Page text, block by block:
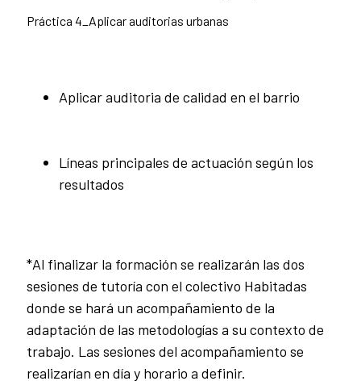
Práctica 4_Aplicar auditorias urbanas
Aplicar auditoria de calidad en el barrio
Líneas principales de actuación según los
resultados
*Al finalizar la formación se realizarán las dos
sesiones de tutoría con el colectivo Habitadas
donde se hará un acompañamiento de la
adaptación de las metodologías a su contexto de
trabajo. Las sesiones del acompañamiento se
realizarían en día y horario a definir.